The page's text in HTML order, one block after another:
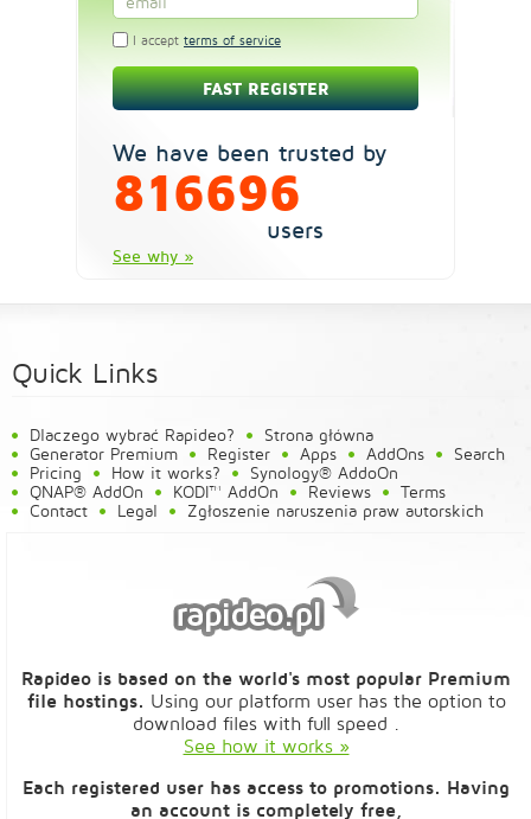
I accept terms of service
We have been trusted by
816696
users
See why »
Quick Links
Dlaczego wybrać Rapideo?
Strona główna
Generator Premium
Register Apps AddOns
Search
Pricing
How it works?
Synology® AddoOn
QNAP® AddOn
KODI™ AddOn Reviews
Terms
Contact
Legal Zgłoszenie naruszenia praw autorskich
Rapideo is based on the world's most popular Premium
file hostings. Using our platform user has the option to
download files with full speed .
See how it works »
Each registered user has access to promotions. Having
an account is completely free,